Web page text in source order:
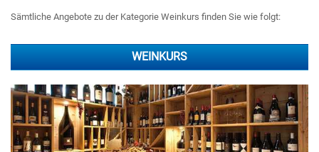
Sämtliche Angebote zu der Kategorie Weinkurs finden Sie wie folgt:
WEINKURS